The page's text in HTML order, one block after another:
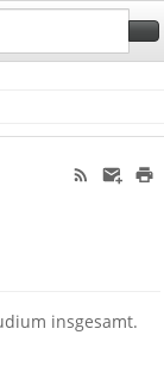
insgesamt.